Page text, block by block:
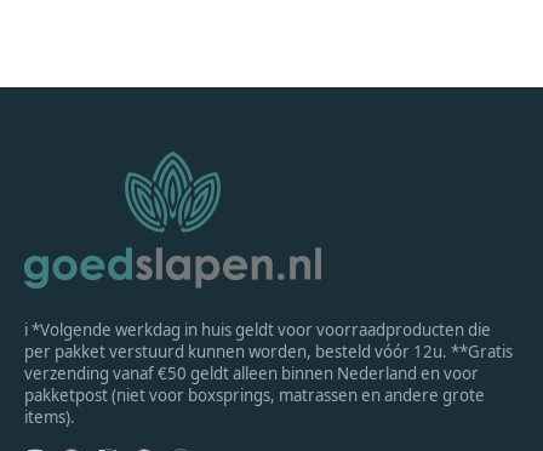
ℹ *Volgende werkdag in huis geldt voor voorraadproducten die
per pakket verstuurd kunnen worden, besteld vóór 12u. **Gratis
verzending vanaf €50 geldt alleen binnen Nederland en voor
pakketpost (niet voor boxsprings, matrassen en andere grote
items).